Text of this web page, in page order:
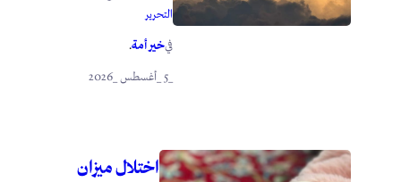
التحرير
فيخير أمة.
_5 _أغسطس _2026
اختلال ميزان